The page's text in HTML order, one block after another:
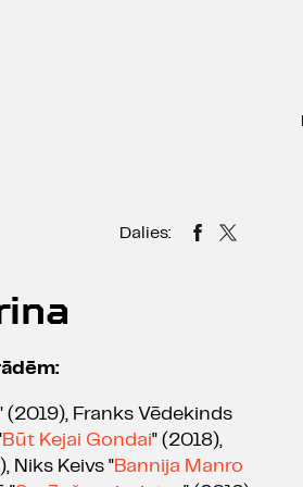
Dalies:
(2019), Franks Vēdekinds
Būt Kejai Gondai" (2018),
Niks Keivs "Bannija Manro